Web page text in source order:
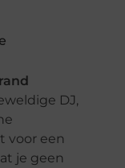
DJ,
voor een
je geen